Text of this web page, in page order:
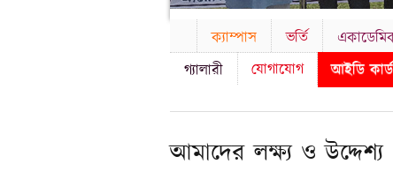
ক্যাম্পাস ভর্তি
গ্যালারী
যোগাযোগ আইডি
আমাদের লক্ষ্য ও উদ্দেশ্য